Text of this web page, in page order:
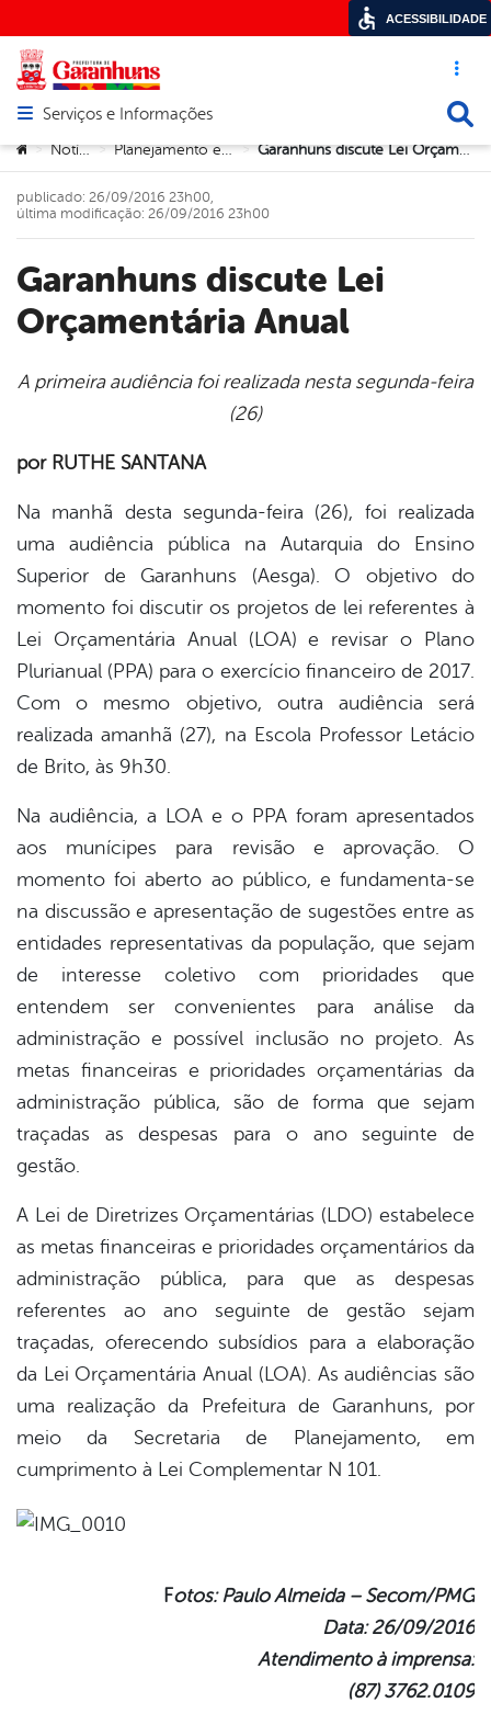
Acesso
Abrir menu principal de navegação
Serviços e Informações
Você está aqui:
> Notícias > Planejamento e Gestão > Garanhuns discute Lei Orçamentária Anual
Garanhuns discute Lei
Orçamentária Anual
publicado: 26/09/2016 23h00,
última modificação: 26/09/2016 23h00
A primeira audiência foi realizada nesta segunda-feira
(26)
por RUTHE SANTANA
Na manhã desta segunda-feira (26), foi realizada
uma audiência pública na Autarquia do Ensino
Superior de Garanhuns (Aesga). O objetivo do
momento foi discutir os projetos de lei referentes à
Lei Orçamentária Anual (LOA) e revisar o Plano
Plurianual (PPA) para o exercício financeiro de 2017.
Com o mesmo objetivo, outra audiência será
realizada amanhã (27), na Escola Professor Letácio
de Brito, às 9h30.
Na audiência, a LOA e o PPA foram apresentados
aos munícipes para revisão e aprovação. O
momento foi aberto ao público, e fundamenta-se
na discussão e apresentação de sugestões entre as
entidades representativas da população, que sejam
de interesse coletivo com prioridades que
entendem ser convenientes para análise da
administração e possível inclusão no projeto. As
metas financeiras e prioridades orçamentárias da
administração pública, são de forma que sejam
traçadas as despesas para o ano seguinte de
gestão.
A Lei de Diretrizes Orçamentárias (LDO) estabelece
as metas financeiras e prioridades orçamentários da
administração pública, para que as despesas
referentes ao ano seguinte de gestão sejam
traçadas, oferecendo subsídios para a elaboração
da Lei Orçamentária Anual (LOA). As audiências são
uma realização da Prefeitura de Garanhuns, por
meio da Secretaria de Planejamento, em
cumprimento à Lei Complementar N 101.
Fotos: Paulo Almeida – Secom/PMG
Data: 26/09/2016
Atendimento à imprensa:
(87) 3762.0109
ACESSIBILIDADE